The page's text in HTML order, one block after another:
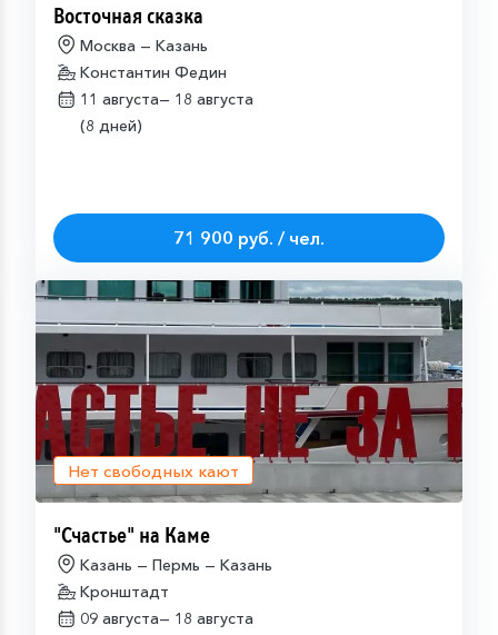
Восточная сказка
Москва — Казань
Константин Федин
11 августа— 18 августа
(8 дней)
71 900 руб. / чел.
Нет свободных кают
"Счастье" на Каме
Казань — Пермь — Казань
Кронштадт
09 августа— 18 августа